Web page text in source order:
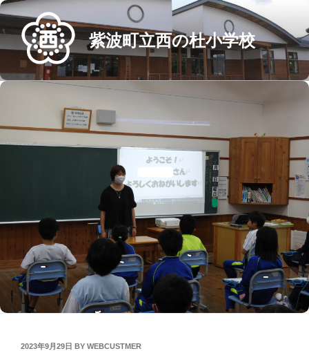
Skip
content
紫波町立西の杜小学校
POSTED
2023年9月29日 BY WEBCUSTMER